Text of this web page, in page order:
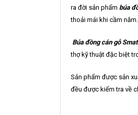
ra đời sản phẩm búa
thoải mái khi cầm nắm.
Búa đồng cán gỗ
thợ kỹ thuật đặc biệt
Sản phẩm được sản
đều được kiểm tra về